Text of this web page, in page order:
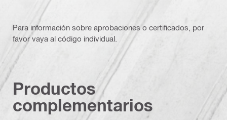
Para información sobre aprobaciones o certificados, por
favor vaya al código individual.
Productos
complementarios